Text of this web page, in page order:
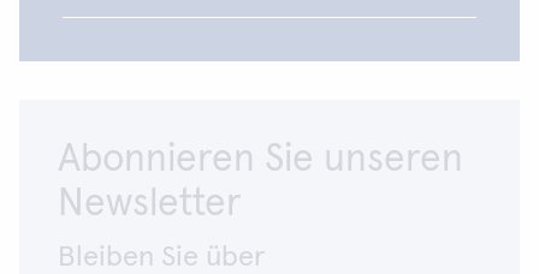
Abonnieren Sie unseren
Newsletter
Bleiben Sie über